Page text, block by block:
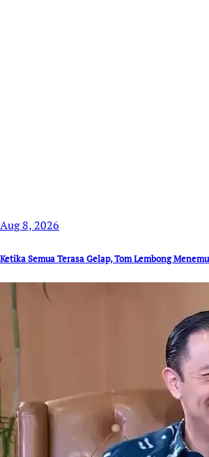
Aug 8, 2026
Ketika Semua Terasa Gelap, Tom Lembong